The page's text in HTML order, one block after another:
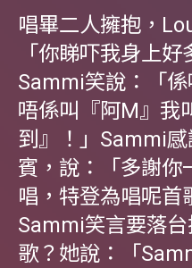
唱畢二人擁抱，
「你睇吓我身上
Sammi笑說：「
唔係叫『阿M』我
到』！」Sammi
賓，說：「多謝你
唱，特登為唱呢首
Sammi笑言要落
歌？她說：「